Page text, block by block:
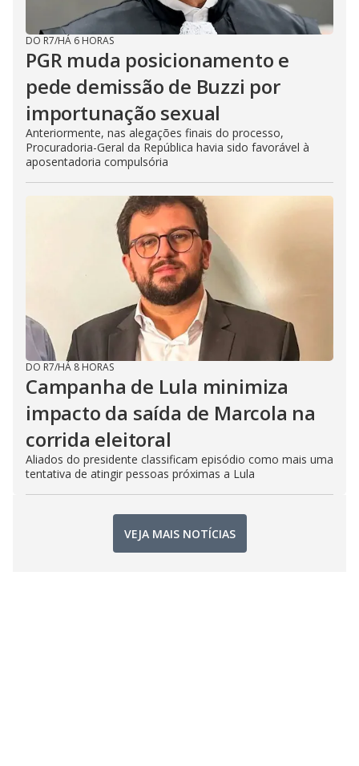
DO R7/HÁ 6 HORAS
PGR muda posicionamento e
pede demissão de Buzzi por
importunação sexual
Anteriormente, nas alegações finais do processo,
Procuradoria-Geral da República havia sido favorável à
aposentadoria compulsória
DO R7/HÁ 8 HORAS
Campanha de Lula minimiza
impacto da saída de Marcola na
corrida eleitoral
Aliados do presidente classificam episódio como mais uma
tentativa de atingir pessoas próximas a Lula
VEJA MAIS NOTÍCIAS